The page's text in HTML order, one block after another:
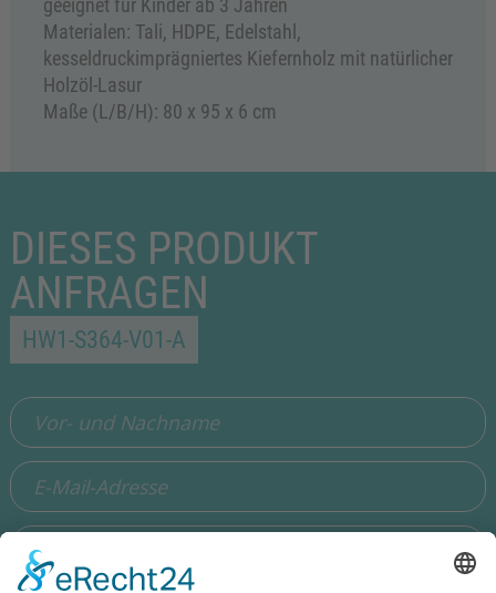
geeignet für Kinder ab 3 Jahren
Materialen: Tali, HDPE, Edelstahl,
kesseldruckimprägniertes Kiefernholz mit natürlicher
Holzöl-Lasur
Maße (L/B/H): 80 x 95 x 6 cm
DIESES PRODUKT
ANFRAGEN
HW1-S364-V01-A